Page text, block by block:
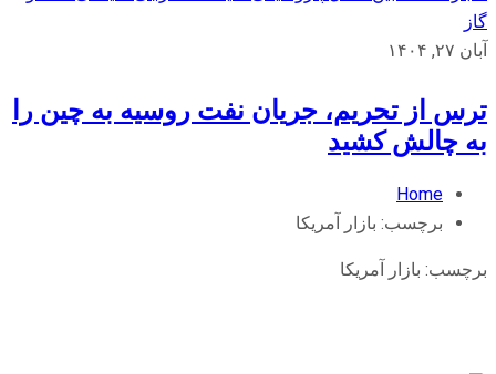
گاز
آبان ۲۷, ۱۴۰۴
ترس از تحریم، جریان نفت روسیه به چین را
به چالش کشید
Home
برچسب: بازار آمریکا
برچسب: بازار آمریکا